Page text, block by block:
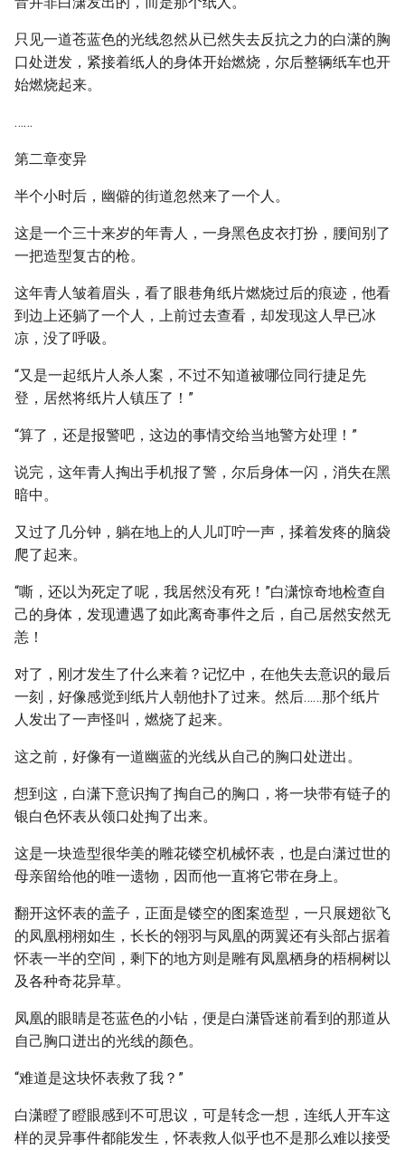
只见一道苍蓝色的光线忽然从已然失去反抗之力的白潇的胸
口处迸发，紧接着纸人的身体开始燃烧，尔后整辆纸车也开
始燃烧起来。
……
第二章变异
半个小时后，幽僻的街道忽然来了一个人。
这是一个三十来岁的年青人，一身黑色皮衣打扮，腰间别了
一把造型复古的枪。
这年青人皱着眉头，看了眼巷角纸片燃烧过后的痕迹，他看
到边上还躺了一个人，上前过去查看，却发现这人早已冰
凉，没了呼吸。
“又是一起纸片人杀人案，不过不知道被哪位同行捷足先
登，居然将纸片人镇压了！”
“算了，还是报警吧，这边的事情交给当地警方处理！”
说完，这年青人掏出手机报了警，尔后身体一闪，消失在黑
暗中。
又过了几分钟，躺在地上的人儿叮咛一声，揉着发疼的脑袋
爬了起来。
“嘶，还以为死定了呢，我居然没有死！”白潇惊奇地检查自
己的身体，发现遭遇了如此离奇事件之后，自己居然安然无
恙！
对了，刚才发生了什么来着？记忆中，在他失去意识的最后
一刻，好像感觉到纸片人朝他扑了过来。然后……那个纸片
人发出了一声怪叫，燃烧了起来。
这之前，好像有一道幽蓝的光线从自己的胸口处迸出。
想到这，白潇下意识掏了掏自己的胸口，将一块带有链子的
银白色怀表从领口处掏了出来。
这是一块造型很华美的雕花镂空机械怀表，也是白潇过世的
母亲留给他的唯一遗物，因而他一直将它带在身上。
翻开这怀表的盖子，正面是镂空的图案造型，一只展翅欲飞
的凤凰栩栩如生，长长的翎羽与凤凰的两翼还有头部占据着
怀表一半的空间，剩下的地方则是雕有凤凰栖身的梧桐树以
及各种奇花异草。
凤凰的眼睛是苍蓝色的小钻，便是白潇昏迷前看到的那道从
自己胸口迸出的光线的颜色。
“难道是这块怀表救了我？”
白潇瞪了瞪眼感到不可思议，可是转念一想，连纸人开车这
样的灵异事件都能发生，怀表救人似乎也不是那么难以接受